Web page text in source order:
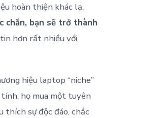
hoàn thiện khác lạ,
chắn, bạn sẽ trở thành
hơn rất nhiều với
hiệu laptop “niche”
tính, họ mua một tuyên
thích sự độc đáo, chắc